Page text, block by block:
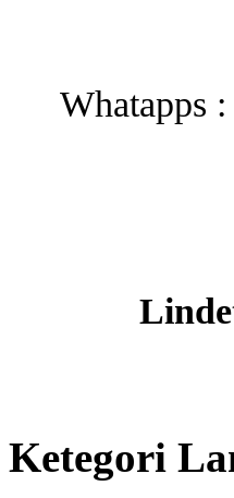
Whatapps
Ketegori